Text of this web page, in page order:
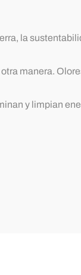
la
manera.
y limpian